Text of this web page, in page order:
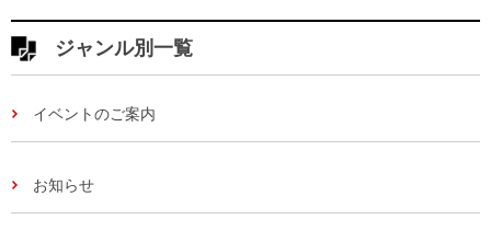
ジャンル別一覧
イベントのご案内
お知らせ